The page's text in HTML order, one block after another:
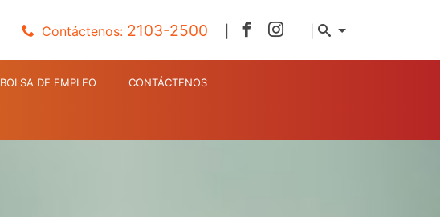
Contáctenos: 2103-2500 |
BOLSA DE EMPLEO CONTÁCTENOS